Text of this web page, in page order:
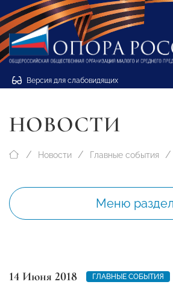
Версия для слабовидящих
НОВОСТИ
Новости Главные события
Меню
14 Июня 2018 ГЛАВНЫЕ СОБЫТИЯ